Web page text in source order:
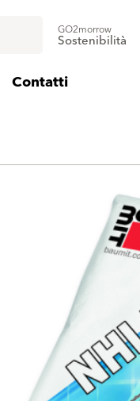
GO2morrow
Sostenibilità
Contatti